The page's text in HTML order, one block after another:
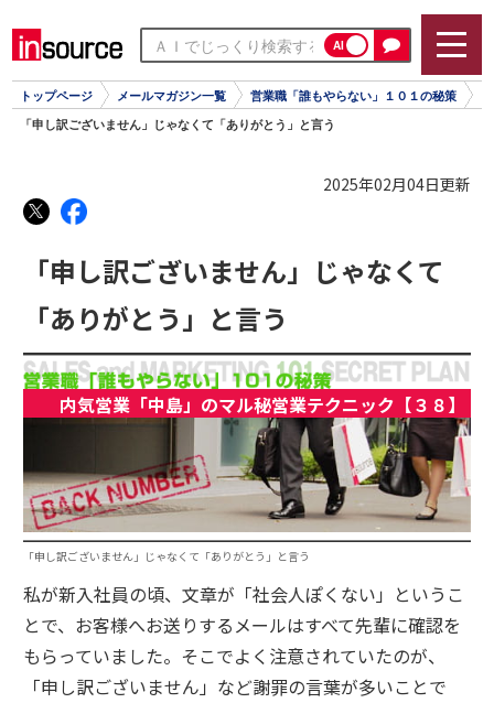
AI
トップページ メールマガジン一覧 営業職「誰もやらない」１０１の秘策
「申し訳ございません」じゃなくて「ありがとう」と言う
2025年02月04日更新
「申し訳ございません」じゃなくて
「ありがとう」と言う
内気営業「中島」のマル秘営業テクニック【３８】
「申し訳ございません」じゃなくて「ありがとう」と言う
私が新入社員の頃、文章が「社会人ぽくない」というこ
とで、お客様へお送りするメールはすべて先輩に確認を
もらっていました。そこでよく注意されていたのが、
「申し訳ございません」など謝罪の言葉が多いことで